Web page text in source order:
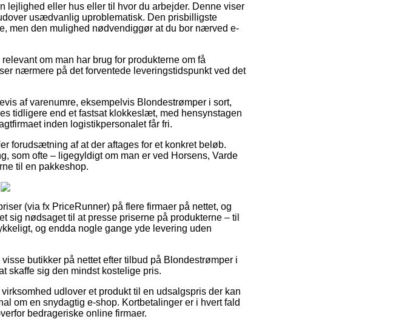
lejlighed eller hus eller til hvor du arbejder. Denne viser
usædvanlig uproblematisk. Den prisbilligste
men den mulighed nødvendiggør at du bor nærved e-
om man har brug for produkterne om få
nærmere på det forventede leveringstidspunkt ved det
af varenumre, eksempelvis Blondestrømper i sort,
tidligere end et fastsat klokkeslæt, med hensynstagen
inden logistikpersonalet får fri.
forudsætning af at der aftages for et konkret beløb.
som ofte – ligegyldigt om man er ved Horsens, Varde
til en pakkeshop.
(via fx PriceRunner) på flere firmaer på nettet, og
sig nødsaget til at presse priserne på produkterne – til
og endda nogle gange yde levering uden
butikker på nettet efter tilbud på Blondestrømper i
skaffe sig den mindst kostelige pris.
udlover et produkt til en udsalgspris der kan
om en snydagtig e-shop. Kortbetalinger er i hvert fald
bedrageriske online firmaer.